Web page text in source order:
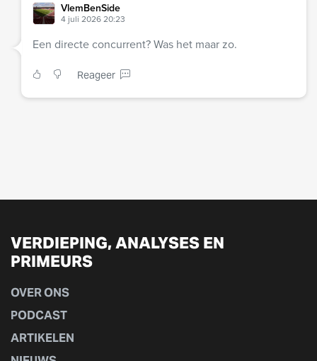
VlemBenSide
4 juli 2026 20:23
Een directe concurrent? Was het maar zo.
Reageer
VERDIEPING, ANALYSES EN
PRIMEURS
OVER ONS
PODCAST
ARTIKELEN